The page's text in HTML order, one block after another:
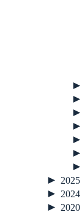
►
►
►
►
►
►
►
► 2025
► 2024
► 2020